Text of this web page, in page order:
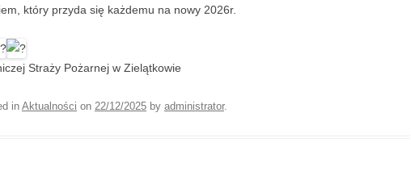
który przyda się każdemu na nowy 2026r.
Straży Pożarnej w Zielątkowie
in Aktualności on 22/12/2025 by administrator.